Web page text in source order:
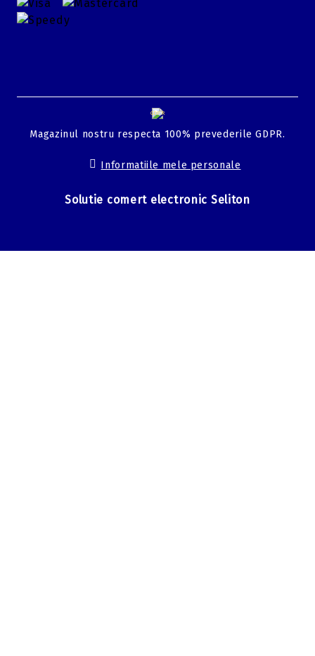
GDPR
Magazinul nostru respecta 100% prevederile GDPR.
Informatiile mele personale
Solutie comert electronic Seliton